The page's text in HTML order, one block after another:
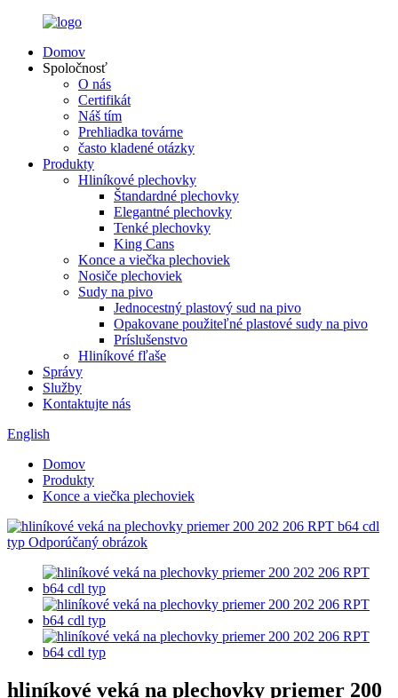
Domov
Spoločnosť
O nás
Certifikát
Náš tím
Prehliadka továrne
často kladené otázky
Produkty
Hliníkové plechovky
Štandardné plechovky
Elegantné plechovky
Tenké plechovky
King Cans
Konce a viečka plechoviek
Nosiče plechoviek
Sudy na pivo
Jednocestný plastový sud na pivo
Opakovane použiteľné plastové sudy na pivo
Príslušenstvo
Hliníkové fľaše
Správy
Služby
Kontaktujte nás
English
Domov
Produkty
Konce a viečka plechoviek
hliníkové veká na plechovky priemer 200